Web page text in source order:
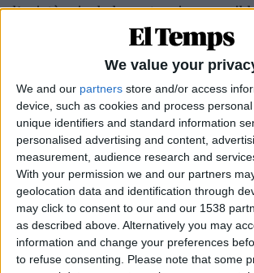
We value your
We and our partners store and/or access
device, such as cookies and process
unique identifiers and standard information
personalised advertising and content,
measurement, audience research and
With your permission we and our partners
geolocation data and identification through
may click to consent to our and our 1538
as described above. Alternatively you may
information and change your preferences
to refuse consenting.
Please note that some
l’existència de les actuacions
cas a, finalment ara, l’obertura de
Davant d'això la fiscalia insisteix en
d’arxivament perquè, assegura, no hi
delicte, ni en relació amb el tracte
treballadora ni amb l’adjudicació a
esmentada de la campanya.
Després que el jutjat d’instrucció de
hagi acordat l’obertura del judici
l’Audiència de Palma
per una banda, la contractació —no
feta per la via d’urgència, cosa que